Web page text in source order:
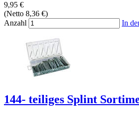
9,95 €
(Netto 8,36 €)
Anzahl
In
144- teiliges Splint